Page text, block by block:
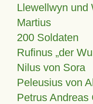
Llewellwyn und
Martius
200 Soldaten
Rufinus „der
Nilus von Sora
Peleusius von
Petrus Andreas